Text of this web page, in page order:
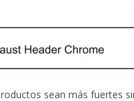
sean más fuertes